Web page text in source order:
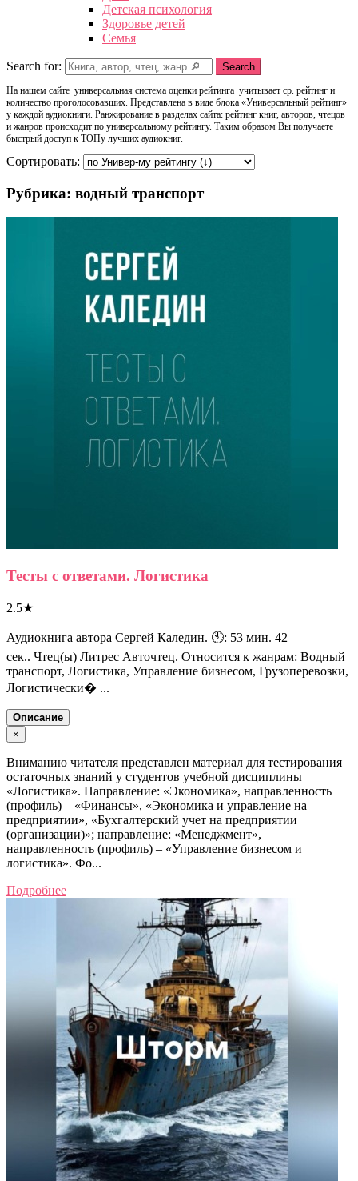
Детская психология
Здоровье детей
Семья
Search for: Search
На нашем сайте универсальная система оценки рейтинга учитывает ср. рейтинг и
количество проголосовавших. Представлена в виде блока «Универсальный рейтинг»
у каждой аудиокниги. Ранжирование в разделах сайта: рейтинг книг, авторов, чтецов
и жанров происходит по универсальному рейтингу. Таким образом Вы получаете
быстрый доступ к ТОПу лучших аудиокниг.
Сортировать:
Рубрика: водный транспорт
Тесты с ответами. Логистика
2.5★
Аудиокнига автора Сергей Каледин. 🕙: 53 мин. 42
сек.. Чтец(ы) Литрес Авточтец. Относится к жанрам: Водный
транспорт, Логистика, Управление бизнесом, Грузоперевозки,
Логистически� ...
Описание
×
Вниманию читателя представлен материал для тестирования
остаточных знаний у студентов учебной дисциплины
«Логистика». Направление: «Экономика», направленность
(профиль) – «Финансы», «Экономика и управление на
предприятии», «Бухгалтерский учет на предприятии
(организации)»; направление: «Менеджмент»,
направленность (профиль) – «Управление бизнесом и
логистика». Фо...
Подробнее